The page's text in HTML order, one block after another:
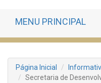
MENU PRINCIPAL
Página Inicial
Secretaria de